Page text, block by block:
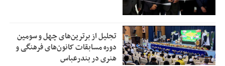
تجلیل از بر‌ترین‌های چهل و سومین
دوره مسابقات کانون‌های فرهنگی و
هنری در بندرعباس